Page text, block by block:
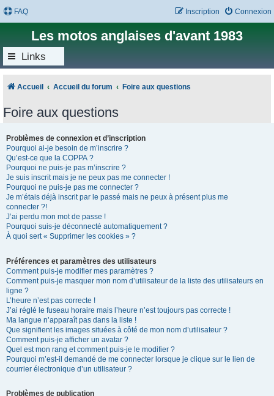
FAQ Connexion
Inscription
Les motos anglaises d'avant 1983
Links
Accueil Accueil du forum Foire aux questions
Foire aux questions
Problèmes de connexion et d’inscription
Pourquoi ai-je besoin de m’inscrire ?
Qu’est-ce que la COPPA ?
Pourquoi ne puis-je pas m’inscrire ?
Je suis inscrit mais je ne peux pas me connecter !
Pourquoi ne puis-je pas me connecter ?
Je m’étais déjà inscrit par le passé mais ne peux à présent plus me
connecter ?!
J’ai perdu mon mot de passe !
Pourquoi suis-je déconnecté automatiquement ?
À quoi sert « Supprimer les cookies » ?
Préférences et paramètres des utilisateurs
Comment puis-je modifier mes paramètres ?
Comment puis-je masquer mon nom d’utilisateur de la liste des utilisateurs en
ligne ?
L’heure n’est pas correcte !
J’ai réglé le fuseau horaire mais l’heure n’est toujours pas correcte !
Ma langue n’apparaît pas dans la liste !
Que signifient les images situées à côté de mon nom d’utilisateur ?
Comment puis-je afficher un avatar ?
Quel est mon rang et comment puis-je le modifier ?
Pourquoi m’est-il demandé de me connecter lorsque je clique sur le lien de
courrier électronique d’un utilisateur ?
Problèmes de publication